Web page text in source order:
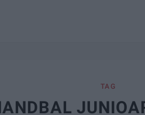
TAG